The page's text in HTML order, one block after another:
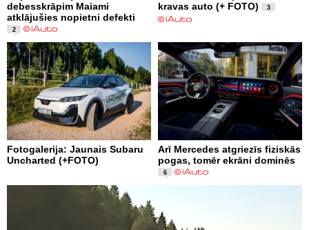
debesskrāpim Maiami
atklājušies nopietni defekti
2
kravas auto (+ FOTO)
3
Fotogalerija: Jaunais Subaru
Uncharted (+FOTO)
Arī Mercedes atgriezīs fiziskās
pogas, tomēr ekrāni dominēs
6